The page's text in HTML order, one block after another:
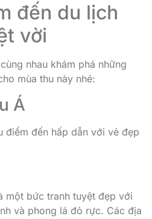
đến du lịch
vời
nhau khám phá những
mùa thu này nhé:
Á
điểm đến hấp dẫn với vẻ đẹp
một bức tranh tuyệt đẹp với
và phong lá đỏ rực. Các địa